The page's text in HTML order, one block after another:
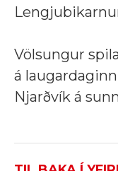
Völsungur
á
Njarðvík á